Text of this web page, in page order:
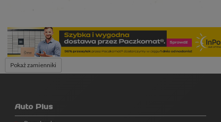
Pokaż zamienniki
Auto Plus